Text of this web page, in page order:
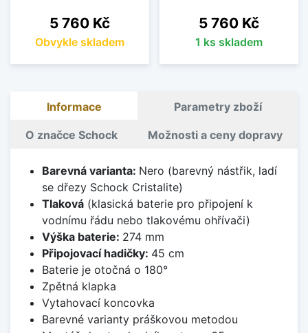
Cena
5 760 Kč
Obvykle skladem
Cena
5 760 Kč
1 ks skladem
Informace Parametry zboží
O značce Schock Možnosti a ceny dopravy
Barevná varianta: Nero (barevný nástřik, ladí
se dřezy Schock Cristalite)
Tlaková(klasická baterie pro připojení k
vodnímu řádu nebo tlakovému ohřívači)
Výška baterie: 274 mm
Připojovací hadičky: 45 cm
Baterie je otočná o 180°
Zpětná klapka
Vytahovací koncovka
Barevné varianty práškovou metodou